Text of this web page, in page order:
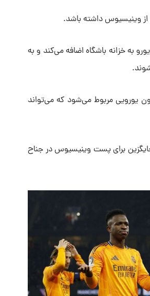
وینیسیوس داشته باشد.
به این است که بازیکن برزیلی ۳۰۰ میلیون یورو به خزانه باشگاه اضافه می‌کند و به
اقتصادی است و به آزاد شدن حقوق خالص ۱۵ میلیون یورویی مربوط می‌شود که می‌تواند
برای پست وینیسیوس در جناح